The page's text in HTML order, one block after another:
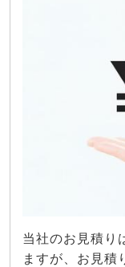
当社のお見積り
ますが、お見積